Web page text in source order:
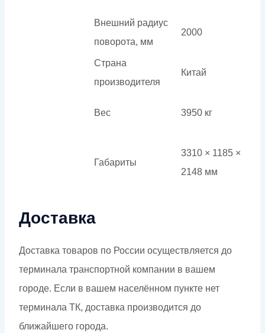
Внешний радиус
поворота, мм
2000
Страна
производителя
Китай
Вес 3950 кг
Габариты
3310 × 1185 ×
2148 мм
Доставка
Доставка товаров по России осуществляется до
терминала транспортной компании в вашем
городе. Если в вашем населённом пункте нет
терминала ТК, доставка производится до
ближайшего города.